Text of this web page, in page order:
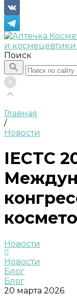
Поиск
Главная
/
Новости
IECTC
Новости
Новости
Блог
Блог
20 марта 2026